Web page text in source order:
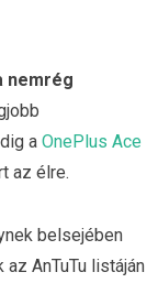
nemrég
a OnePlus Ace
az élre.
belsejében
AnTuTu listáján